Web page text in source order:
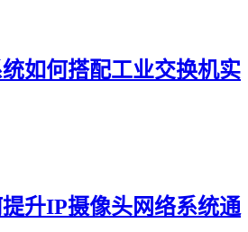
如何搭配工业交换机实
升IP摄像头网络系统通